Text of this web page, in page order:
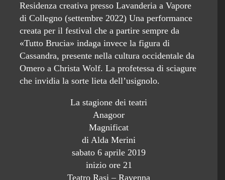
Residenza creativa presso Lavanderia a Vapore
di Collegno (settembre 2022) Una performance
creata per il festival che a partire sempre da
«Tutto Brucia» indaga invece la figura di
Cassandra, presente nella cultura occidentale da
Omero a Christa Wolf. La profetessa di sciagure
che invidia la sorte lieta dell’usignolo.
La stagione dei teatri
Anagoor
Magnificat
di Alda Merini
sabato 6 aprile 2019
inizio ore 21
Teatro Rasi – Ravenna